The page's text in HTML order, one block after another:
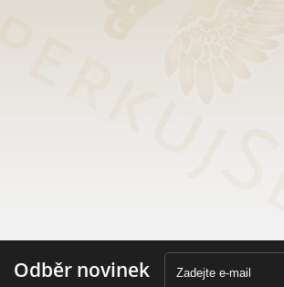
Odběr novinek